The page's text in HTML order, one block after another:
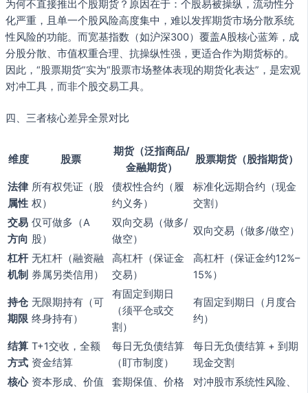
为何不直接推出个股期货？原因在于：个股易被操纵，流动性分
化严重，且单一个股风险高度集中，难以发挥期货市场分散系统
性风险的功能。而宽基指数（如沪深300）覆盖A股核心蓝筹，成
分股分散、市值权重合理、抗操纵性强，更适合作为期货标的。
因此，“股票期货”实为“股票市场整体表现的期货化表达”，是宏观
对冲工具，而非个股交易工具。
四、三者核心差异全景对比
维度 股票
期货（泛指商品/
金融期货）
股票期货（股指期货）
法律
属性
所有权凭证（股
权）
债权性合约（履
约义务）
标准化远期合约（现金
交割）
交易
方向
仅可做多（A
股）
双向交易（做多/
做空）
双向交易（做多/做空）
杠杆
机制
无杠杆（融资融
券属另类信用）
高杠杆（保证金
交易）
高杠杆（保证金约12%–
15%）
持仓
期限
无限期持有（可
终身持有）
有固定到期日
（须平仓或交
割）
有固定到期日（月度合
约）
结算
方式
T+1交收，全额
资金结算
每日无负债结算
（盯市制度）
每日无负债结算 + 到期
现金交割
核心 资本形成、价值
套期保值、价格
对冲股市系统性风险、